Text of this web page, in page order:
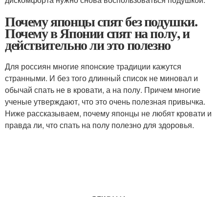
Почему японцы спят без подушки.
Почему в Японии спят на полу, и
действительно ли это полезно
Для россиян многие японские традиции кажутся
странными. И без того длинный список не миновал и
обычай спать не в кровати, а на полу. Причем многие
ученые утверждают, что это очень полезная привычка.
Ниже рассказываем, почему японцы не любят кровати и
правда ли, что спать на полу полезно для здоровья.